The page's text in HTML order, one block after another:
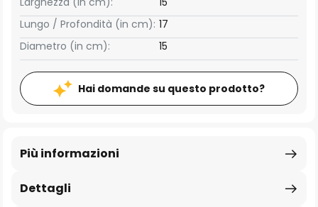
Lungo / Profondità (in cm): 17
Diametro (in cm):
15
Hai domande su questo prodotto?
Dettagli
Più informazioni